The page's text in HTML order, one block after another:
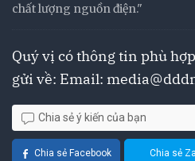
chất lượng nguồn điện."
Quý vị có thông tin phù
gửi về: Email:
Chia sẻ ý kiến của bạn
Chia sẻ Facebook Chia sẻ